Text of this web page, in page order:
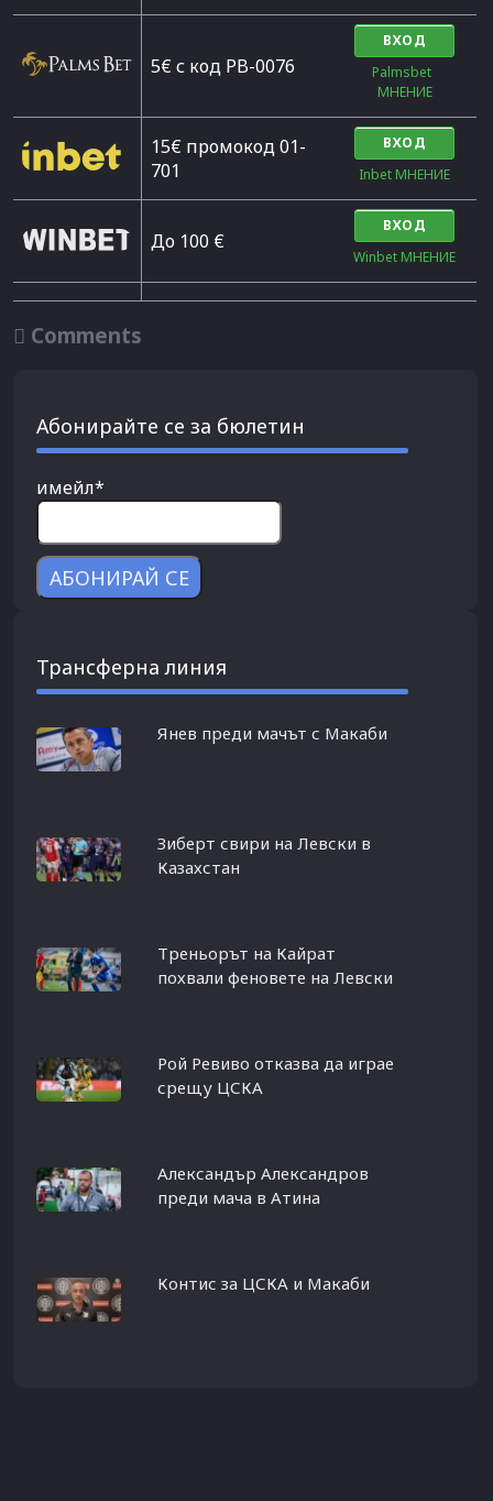
5€ с код PB-0076
ВХОД
Palmsbet
МНЕНИЕ
15€ промокод 01-
701
ВХОД
Inbet МНЕНИЕ
До 100 €
ВХОД
Winbet МНЕНИЕ
 Comments
Абонирайте се за бюлетин
имейл*
Трансферна линия
Янев преди мачът с Макаби
Зиберт свири на Левски в
Казахстан
Треньорът на Кайрат
похвали феновете на Левски
Рой Ревиво отказва да играе
срещу ЦСКА
Александър Александров
преди мача в Атина
Контис за ЦСКА и Макаби